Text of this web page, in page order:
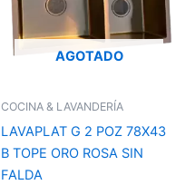
AGOTADO
COCINA & LAVANDERÍA
LAVAPLAT G 2 POZ 78X43
B TOPE ORO ROSA SIN
FALDA